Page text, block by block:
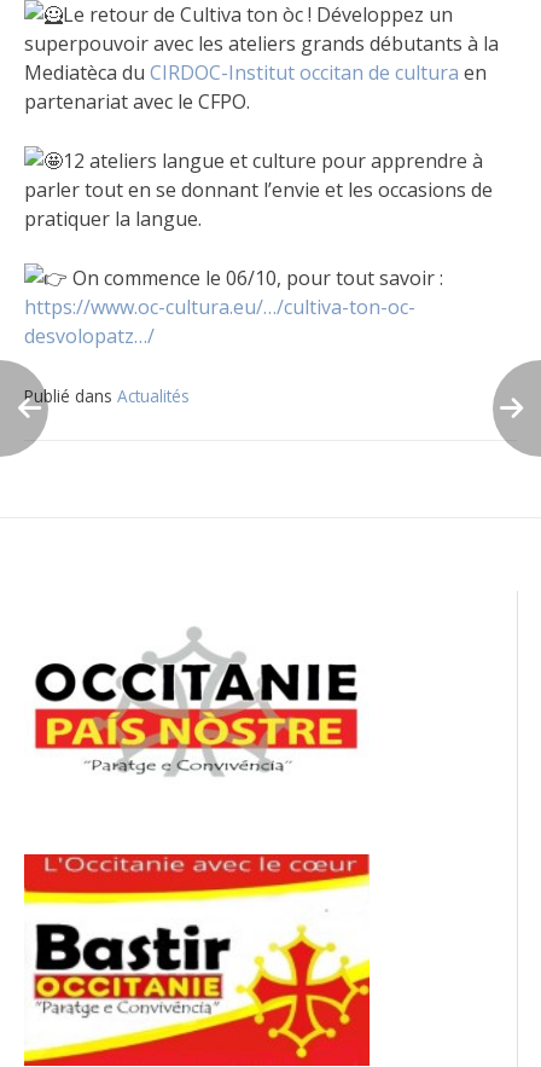
Le retour de Cultiva ton òc ! Développez un
superpouvoir avec les ateliers grands débutants à la
Mediatèca du CIRDOC-Institut occitan de cultura en
partenariat avec le CFPO.
12 ateliers langue et culture pour apprendre à
parler tout en se donnant l’envie et les occasions de
pratiquer la langue.
On commence le 06/10, pour tout savoir :
https://www.oc-cultura.eu/…/cultiva-ton-oc-
desvolopatz…/
Publié dans Actualités
Navigation